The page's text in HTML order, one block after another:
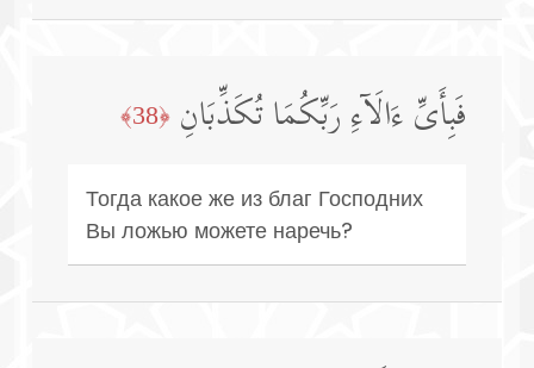
فَبِأَیِّ ءَالَاۤءِ رَبِّكُمَا تُكَذِّبَانِ ﴿38﴾
Тогда какое же из благ Господних
Вы ложью можете наречь?